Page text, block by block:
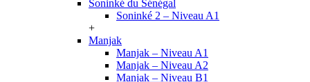
Soninké du Sénégal
Soninké 2 – Niveau A1
+
Manjak
Manjak – Niveau A1
Manjak – Niveau A2
Manjak – Niveau B1